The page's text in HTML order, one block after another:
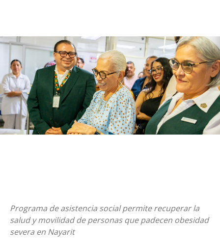
Programa de asistencia social permite recuperar la
salud y movilidad de personas que padecen obesidad
severa en Nayarit